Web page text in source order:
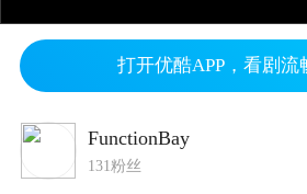
打开优酷APP，看剧流
FunctionBay
131粉丝